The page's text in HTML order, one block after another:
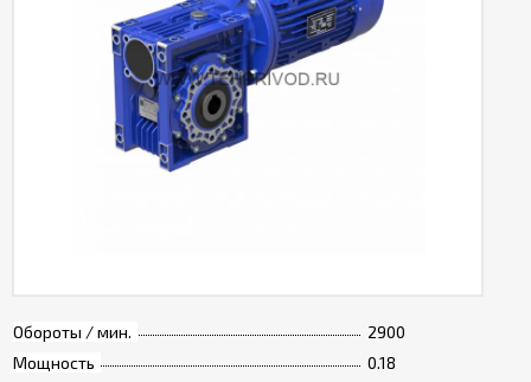
Обороты / мин.
2900
Мощность
0.18